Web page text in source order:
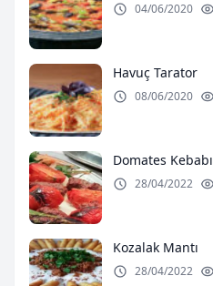
04/06/2020
Havuç Tarator
08/06/2020
Domates Kebabı
28/04/2022
Kozalak Mantı
28/04/2022